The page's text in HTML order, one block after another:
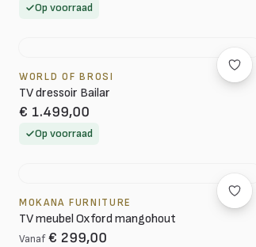
Op voorraad
WORLD OF BROSI
TV dressoir Bailar
€ 1.499,00
Op voorraad
MOKANA FURNITURE
TV meubel Oxford mangohout
Vanaf € 299,00